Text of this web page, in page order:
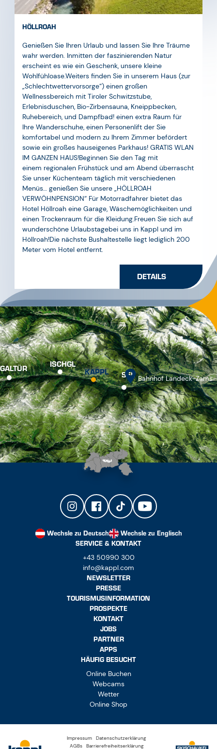
wahr werden. Inmitten der faszinierenden Natur
erscheint es wie ein Geschenk, unsere kleine
Wohlfühloase.Weiters finden Sie in unserem Haus (zur
Wellnessbereich mit Tiroler Schwitzstube,
Erlebnisduschen, Bio-Zirbensauna, Kneippbecken,
Ruhebereich, und Dampfbad! einen extra Raum für
Ihre Wanderschuhe, einen Personenlift der Sie
komfortabel und modern zu Ihrem Zimmer befördert
sowie ein großes hauseigenes Parkhaus! GRATIS WLAN
IM GANZEN HAUS!Beginnen Sie den Tag mit
einem regionalen Frühstück und am Abend überrascht
Sie unser Küchenteam täglich mit verschiedenen
Menüs… genießen Sie unsere „HÖLLROAH
VERWÖHNPENSION“ Für Motorradfahrer bietet das
Hotel Höllroah eine Garage, Wäschemöglichkeiten und
einen Trockenraum für die Kleidung.Freuen Sie sich auf
wunderschöne Urlaubstagebei uns in Kappl und im
Höllroah!Die nächste Bushaltestelle liegt lediglich 200
Meter vom Hotel entfernt.
DETAILS
GALTÜR ISCHGL
KAPPL SEE Bahnhof Landeck-Zams
SERVICE & KONTAKT
+43 50990 300
info@kappl.com
NEWSLETTER
PRESSE
TOURISMUSINFORMATION
PROSPEKTE
KONTAKT
JOBS
PARTNER
APPS
HÄUFIG BESUCHT
Online Buchen
Webcams
Wetter
Online Shop
Datenschutzerklärung
Barrierefreiheitserklärung
Vertrag widerrufen